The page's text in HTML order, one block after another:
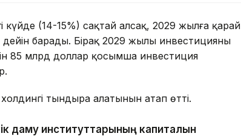
күйде (14-15%) сақтай алсақ, 2029 жылға қарай
барады. Бірақ 2029 жылы инвестицияның
85 млрд доллар қосымша инвестиция
тындыра алатынын атап өтті.
даму институттарының капиталын